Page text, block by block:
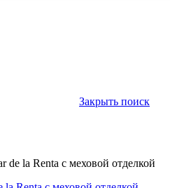
Закрыть поиск
de la Renta с меховой отделкой